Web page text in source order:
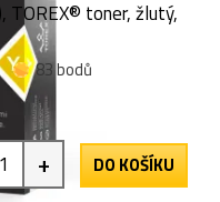
TOREX® toner, žlutý,
83 bodů
+ DO KOŠÍKU